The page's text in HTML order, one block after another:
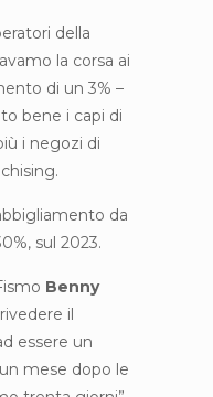
della
la corsa ai
di un 3% –
bene i capi di
i negozi di
da
sul 2023.
Benny
il
essere un
mese dopo le